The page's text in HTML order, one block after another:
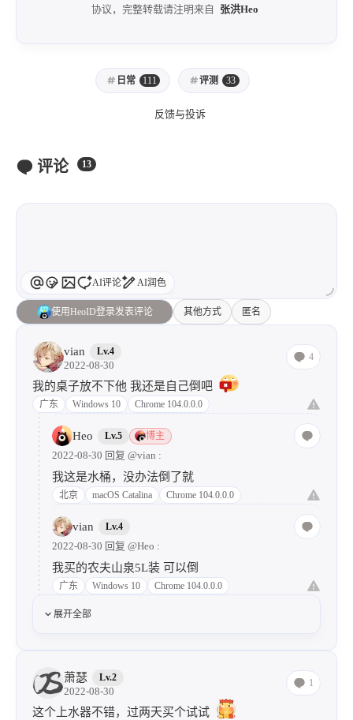
协议，完整转载请注明来自 张洪Heo
日常 111 评测 33
反馈与投诉
评论 13
AI评论 AI润色
使用HeoID登录发表评论 其他方式 匿名
vian Lv.4
2022-08-30
4
我的桌子放不下他 我还是自己倒吧
广东 Windows 10 Chrome 104.0.0.0
Heo Lv.5 博主
2022-08-30 回复 @vian :
我这是水桶，没办法倒了就
北京 macOS Catalina Chrome 104.0.0.0
vian Lv.4
2022-08-30 回复 @Heo :
我买的农夫山泉5L装 可以倒
广东 Windows 10 Chrome 104.0.0.0
展开全部
萧瑟 Lv.2
2022-08-30
1
这个上水器不错，过两天买个试试